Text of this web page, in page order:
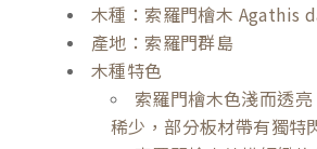
木種：索羅門檜木 Agathis
產地：索羅門群島
木種特色
索羅門檜木色淺而透
稀少，部分板材帶有獨特